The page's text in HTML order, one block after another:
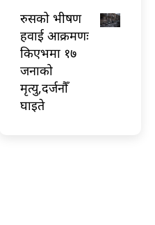
रुसको भीषण
हवाई आक्रमणः
किएभमा १७
जनाको
मृत्यु,दर्जनौँ
घाइते